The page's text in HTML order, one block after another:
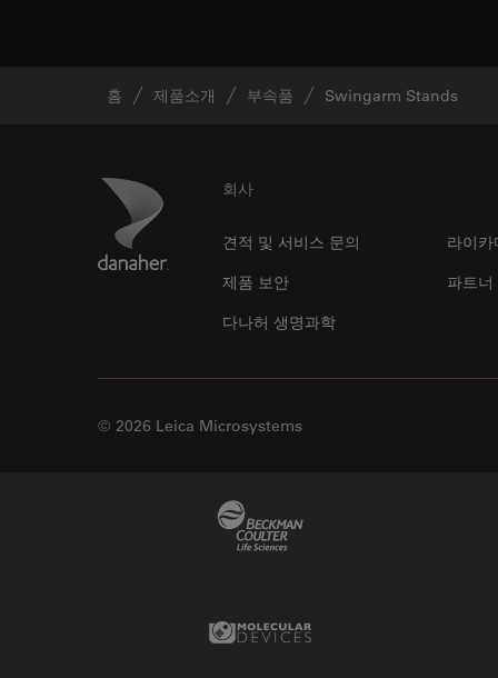
홈 제품소개 부속품 Swingarm Stands
Danaher Logo 회사
견적 및 서비스 문의
라이카
제품 보안
파트너
다나허 생명과학
© 2026 Leica Microsystems
Molecular Devices Link